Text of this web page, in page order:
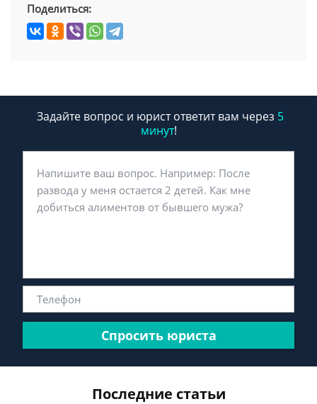
Поделиться:
Задайте вопрос и юрист ответит вам через 5
минут!
Спросить юриста
Последние статьи